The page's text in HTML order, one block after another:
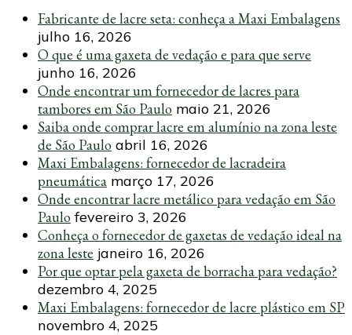
Fabricante de lacre seta: conheça a Maxi Embalagens
julho 16, 2026
O que é uma gaxeta de vedação e para que serve
junho 16, 2026
Onde encontrar um fornecedor de lacres para
tambores em São Paulo maio 21, 2026
Saiba onde comprar lacre em alumínio na zona leste
de São Paulo abril 16, 2026
Maxi Embalagens: fornecedor de lacradeira
pneumática março 17, 2026
Onde encontrar lacre metálico para vedação em São
Paulo fevereiro 3, 2026
Conheça o fornecedor de gaxetas de vedação ideal na
zona leste janeiro 16, 2026
Por que optar pela gaxeta de borracha para vedação?
dezembro 4, 2025
Maxi Embalagens: fornecedor de lacre plástico em SP
novembro 4, 2025